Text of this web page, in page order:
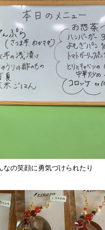
なの笑顔に勇気づけられたり